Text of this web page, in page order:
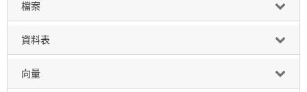
檔案
資料表
向量